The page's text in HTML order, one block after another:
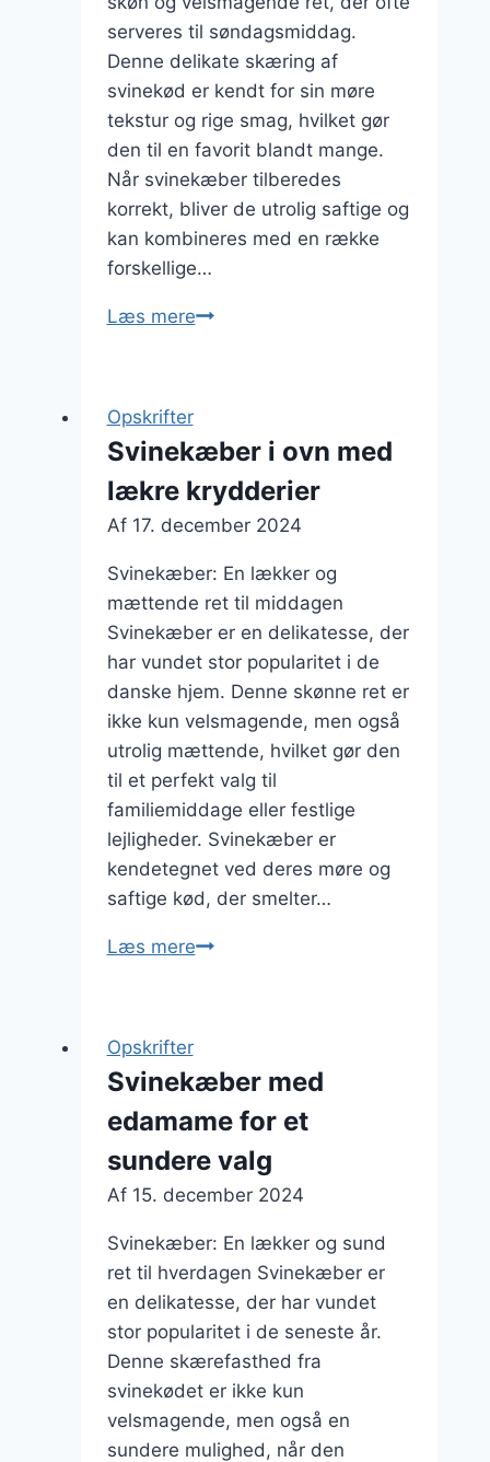
serveres til søndagsmiddag.
Denne delikate skæring af
svinekød er kendt for sin møre
tekstur og rige smag, hvilket gør
den til en favorit blandt mange.
Når svinekæber tilberedes
korrekt, bliver de utrolig saftige og
kan kombineres med en række
forskellige…
Læs mereSvinekæber
Opskrifter
Svinekæber i ovn med
lækre krydderier
Af 17. december 2024
Svinekæber: En lækker og
mættende ret til middagen
Svinekæber er en delikatesse, der
har vundet stor popularitet i de
danske hjem. Denne skønne ret er
ikke kun velsmagende, men også
utrolig mættende, hvilket gør den
til et perfekt valg til
familiemiddage eller festlige
lejligheder. Svinekæber er
kendetegnet ved deres møre og
saftige kød, der smelter…
Læs mereSvinekæber
krydderier
Opskrifter
Svinekæber med
edamame for et
sundere valg
Af 15. december 2024
Svinekæber: En lækker og sund
ret til hverdagen Svinekæber er
en delikatesse, der har vundet
stor popularitet i de seneste år.
Denne skærefasthed fra
svinekødet er ikke kun
velsmagende, men også en
sundere mulighed, når den